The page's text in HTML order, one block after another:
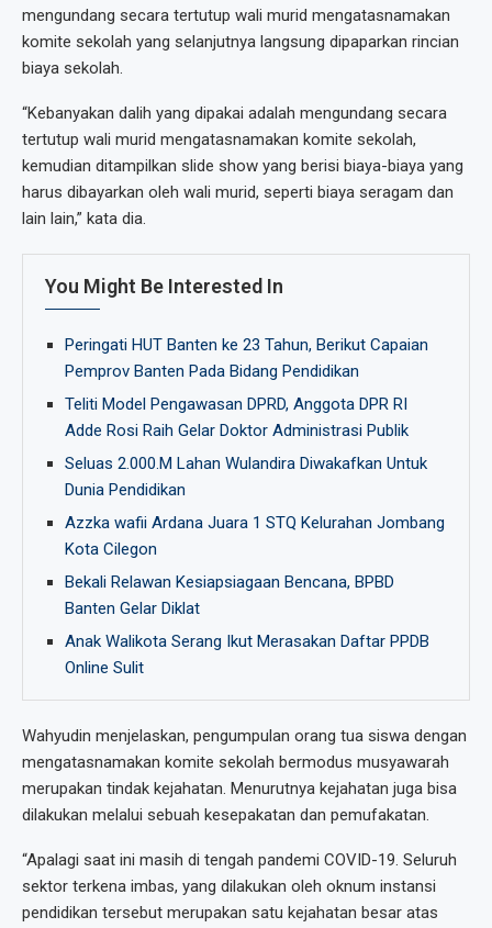
mengundang secara tertutup wali murid mengatasnamakan
komite sekolah yang selanjutnya langsung dipaparkan rincian
biaya sekolah.
“Kebanyakan dalih yang dipakai adalah mengundang secara
tertutup wali murid mengatasnamakan komite sekolah,
kemudian ditampilkan slide show yang berisi biaya-biaya yang
harus dibayarkan oleh wali murid, seperti biaya seragam dan
lain lain,” kata dia.
You Might Be Interested In
Peringati HUT Banten ke 23 Tahun, Berikut Capaian
Pemprov Banten Pada Bidang Pendidikan
Teliti Model Pengawasan DPRD, Anggota DPR RI
Adde Rosi Raih Gelar Doktor Administrasi Publik
Seluas 2.000.M Lahan Wulandira Diwakafkan Untuk
Dunia Pendidikan
Azzka wafii Ardana Juara 1 STQ Kelurahan Jombang
Kota Cilegon
Bekali Relawan Kesiapsiagaan Bencana, BPBD
Banten Gelar Diklat
Anak Walikota Serang Ikut Merasakan Daftar PPDB
Online Sulit
Wahyudin menjelaskan, pengumpulan orang tua siswa dengan
mengatasnamakan komite sekolah bermodus musyawarah
merupakan tindak kejahatan. Menurutnya kejahatan juga bisa
dilakukan melalui sebuah kesepakatan dan pemufakatan.
“Apalagi saat ini masih di tengah pandemi COVID-19. Seluruh
sektor terkena imbas, yang dilakukan oleh oknum instansi
pendidikan tersebut merupakan satu kejahatan besar atas